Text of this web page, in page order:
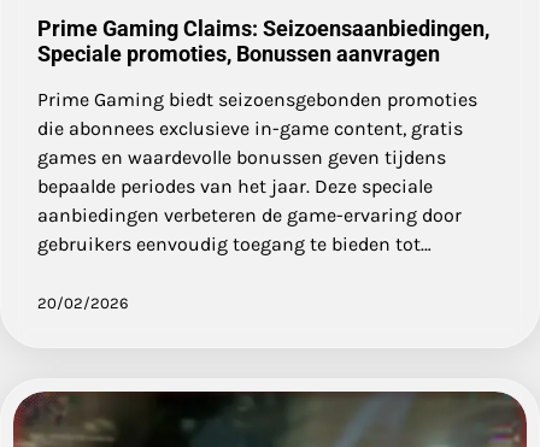
Prime Gaming Claims: Seizoensaanbiedingen,
Speciale promoties, Bonussen aanvragen
Prime Gaming biedt seizoensgebonden promoties
die abonnees exclusieve in-game content, gratis
games en waardevolle bonussen geven tijdens
bepaalde periodes van het jaar. Deze speciale
aanbiedingen verbeteren de game-ervaring door
gebruikers eenvoudig toegang te bieden tot…
20/02/2026